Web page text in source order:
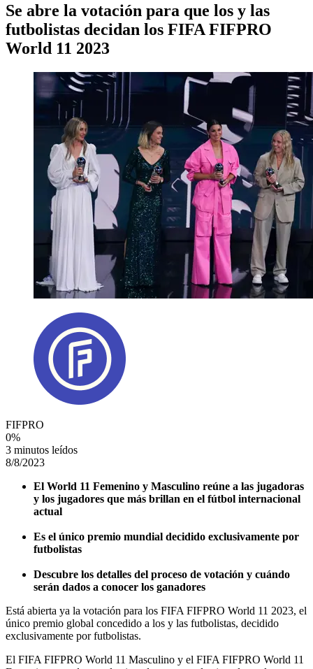
Se abre la votación para que los y las
futbolistas decidan los FIFA FIFPRO
World 11 2023
FIFPRO
0%
3 minutos leídos
8/8/2023
El World 11 Femenino y Masculino reúne a las jugadoras
y los jugadores que más brillan en el fútbol internacional
actual
Es el único premio mundial decidido exclusivamente por
futbolistas
Descubre los detalles del proceso de votación y cuándo
serán dados a conocer los ganadores
Está abierta ya la votación para los FIFA FIFPRO World 11 2023, el
único premio global concedido a los y las futbolistas, decidido
exclusivamente por futbolistas.
El FIFA FIFPRO World 11 Masculino y el FIFA FIFPRO World 11